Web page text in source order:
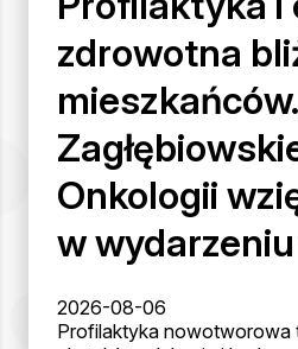
zdrowotna
mieszkańców.
Onkologii
w
2026-08-06
Profilaktyka nowotworowa